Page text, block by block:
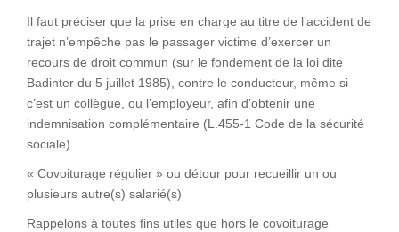
Il faut préciser que la prise en charge au titre de l’accident de
trajet n’empêche pas le passager victime d’exercer un
recours de droit commun (sur le fondement de la loi dite
Badinter du 5 juillet 1985), contre le conducteur, même si
c’est un collègue, ou l’employeur, afin d’obtenir une
indemnisation complémentaire (L.455-1 Code de la sécurité
sociale).
« Covoiturage régulier » ou détour pour recueillir un ou
plusieurs autre(s) salarié(s)
Rappelons à toutes fins utiles que hors le covoiturage